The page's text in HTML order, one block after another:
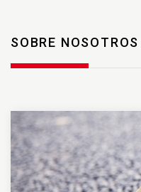
SOBRE NOSOTROS